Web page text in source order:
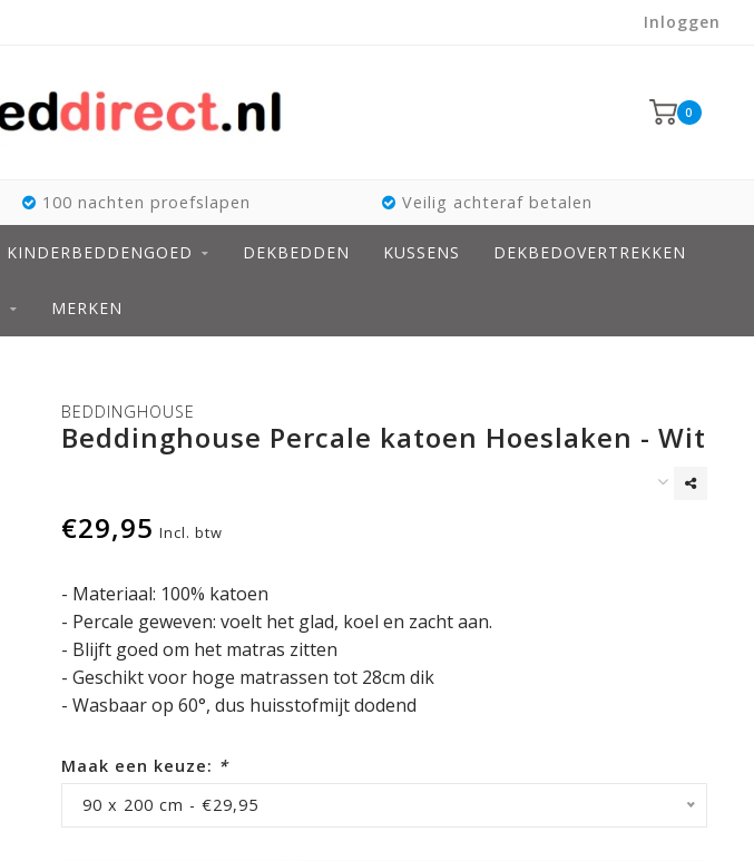
Inloggen
0
100 nachten proefslapen Veilig achteraf betalen
KINDERBEDDENGOED DEKBEDDEN KUSSENS DEKBEDOVERTREKKEN
MERKEN
BEDDINGHOUSE
Beddinghouse Percale katoen Hoeslaken - Wit
€29,95 Incl. btw
- Materiaal: 100% katoen
- Percale geweven: voelt het glad, koel en zacht aan.
- Blijft goed om het matras zitten
- Geschikt voor hoge matrassen tot 28cm dik
- Wasbaar op 60°, dus huisstofmijt dodend
Maak een keuze: *
90 x 200 cm - €29,95